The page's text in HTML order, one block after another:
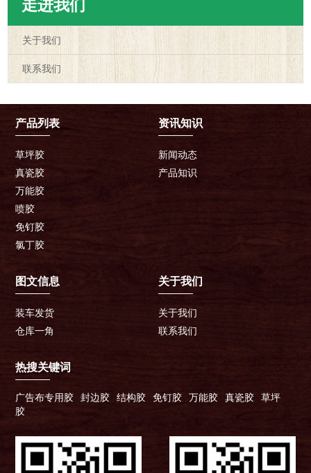
走进我们
关于我们
联系我们
产品列表
草坪胶
真瓷胶
万能胶
喷胶
免钉胶
氯丁胶
资讯知识
新闻动态
产品知识
图文信息
装车发货
仓库一角
关于我们
关于我们
联系我们
热搜关键词
广告布专用胶 封边胶 结构胶 免钉胶 万能胶 真瓷胶
草坪
胶